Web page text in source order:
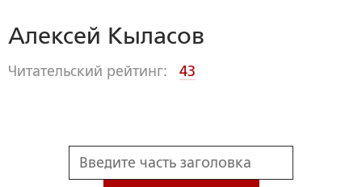
Алексей Кыласов
Читательский рейтинг: 43